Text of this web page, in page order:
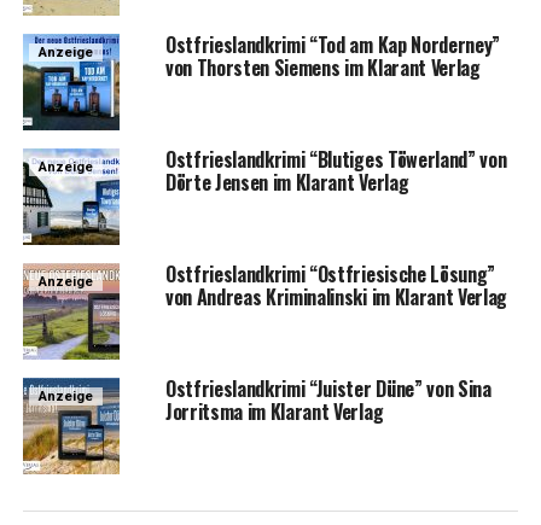
Anzeige Ost­fries­land­kri­mi “Tod am Kap Nor­der­ney”
von Thors­ten Sie­mens im Klar­ant Verlag
Anzeige Ost­fries­land­kri­mi “Blu­ti­ges Töwer­land” von
Dör­te Jen­sen im Klar­ant Verlag
Anzeige Ost­fries­land­kri­mi “Ost­frie­si­sche Lösung”
von Andre­as Kri­mi­nal­in­ski im Klar­ant Verlag
Anzeige Ost­fries­land­kri­mi “Juis­ter Düne” von Sina
Jor­rit­s­ma im Klar­ant Verlag